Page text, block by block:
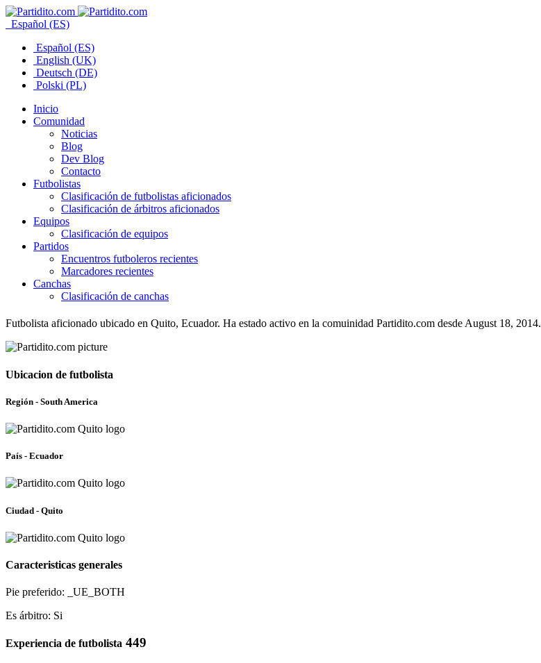
Español (ES)
Español (ES)
English (UK)
Deutsch (DE)
Polski (PL)
Inicio
Comunidad
Noticias
Blog
Dev Blog
Contacto
Futbolistas
Clasificación de futbolistas aficionados
Clasificación de árbitros aficionados
Equipos
Clasificación de equipos
Partidos
Encuentros futboleros recientes
Marcadores recientes
Canchas
Clasificación de canchas
Futbolista aficionado ubicado en Quito, Ecuador. Ha estado activo en la comuinidad Partidito.com desde August 18, 2014.
Ubicacion de futbolista
Región - South America
País - Ecuador
Ciudad - Quito
Caracteristicas generales
Pie preferido: _UE_BOTH
Es árbitro: Si
Experiencia de futbolista 449